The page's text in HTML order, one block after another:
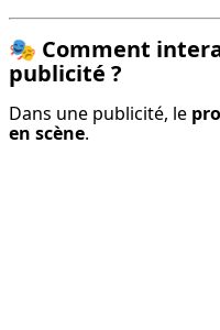
🎭 Comment
publicité ?
Dans une publicité, le
en scène.